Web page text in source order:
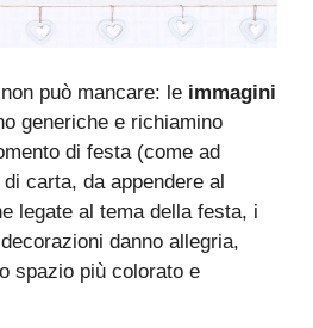
può mancare: le immagini
generiche e richiamino
di festa (come ad
carta, da appendere al
legate al tema della festa, i
danno allegria,
spazio più colorato e